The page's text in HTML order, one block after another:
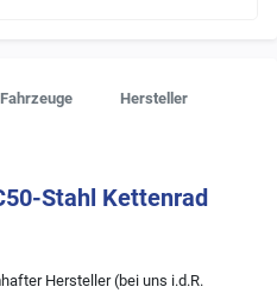
Hersteller
Stahl Kettenrad
Hersteller (bei uns i.d.R.